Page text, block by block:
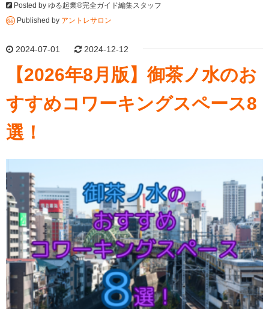
Posted by ゆる起業®完全ガイド編集スタッフ
Published by アントレサロン
2024-07-01 2024-12-12
【2026年8月版】御茶ノ水のお
すすめコワーキングスペース8
選！